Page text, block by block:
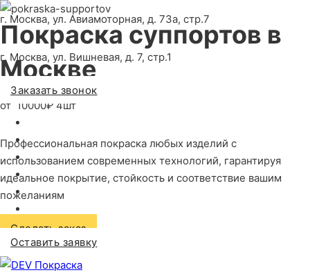
г. Москва, ул. Авиамоторная, д. 73а, стр.7
г. Москва, ул. Вишневая, д. 7, стр.1
Заказать звонок
Оставить заявку
Покраска суппортов в
Москве
от 10000₽ 4шт
Профессиональная покраска любых изделий с
использованием современных технологий, гарантируя
идеальное покрытие, стойкость и соответствие вашим
пожеланиям
Сделать заказ